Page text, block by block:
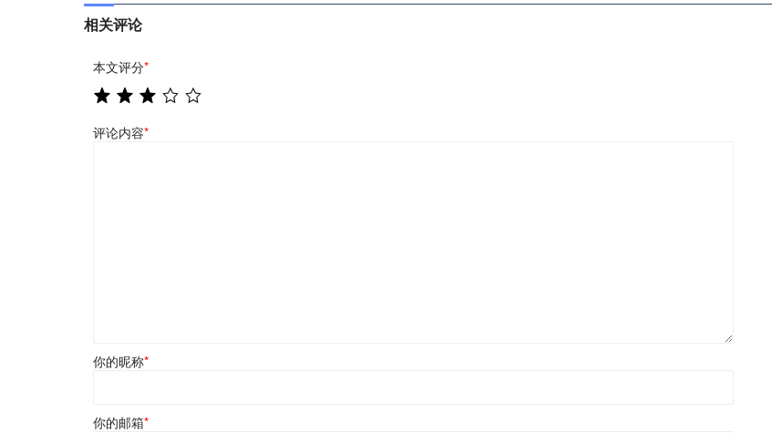
相关评论
本文评分*
评论内容*
你的昵称*
你的邮箱*